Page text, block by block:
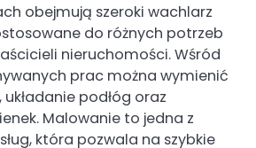
obejmują szeroki wachlarz
do różnych potrzeb
nieruchomości. Wśród
prac można wymienić
podłóg oraz
Malowanie to jedna z
która pozwala na szybkie